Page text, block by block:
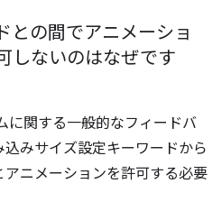
との間でアニメーショ
しないのはなぜです
に関する一般的なフィードバ
みサイズ設定キーワードから
アニメーションを許可する必要